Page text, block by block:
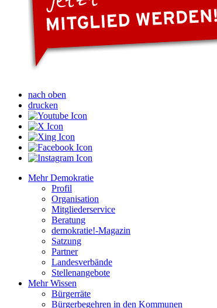
nach oben
drucken
Mehr Demokratie
Profil
Organisation
Mitgliederservice
Beratung
demokratie!-Magazin
Satzung
Partner
Landesverbände
Stellenangebote
Mehr Wissen
Bürgerräte
Bürgerbegehren in den Kommunen